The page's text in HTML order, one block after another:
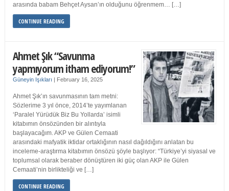
arasında babam Behçet Aysan’ın olduğunu öğrenmem… […]
CONTINUE READING
Ahmet Şık “Savunma
yapmıyorum itham ediyorum!”
Güneyin Işıkları | February 16, 2025
Ahmet Şık’ın savunmasının tam metni:
Sözlerime 3 yıl önce, 2014’te yayımlanan
‘Paralel Yürüdük Biz Bu Yollarda’ isimli
kitabımın önsözünden bir alıntıyla
başlayacağım. AKP ve Gülen Cemaati
arasındaki mafyatik iktidar ortaklığının nasıl dağıldığını anlatan bu
inceleme-araştırma kitabımın önsözü şöyle başlıyor: “Türkiye’yi siyasal ve
toplumsal olarak beraber dönüştüren iki güç olan AKP ile Gülen
Cemaati’nin birlikteliği ve […]
CONTINUE READING